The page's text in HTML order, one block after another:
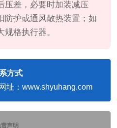
压差，必要时加装减压
防护或通风散热装置；如
格执行器。
方式
址：www.shyuhang.com
声明